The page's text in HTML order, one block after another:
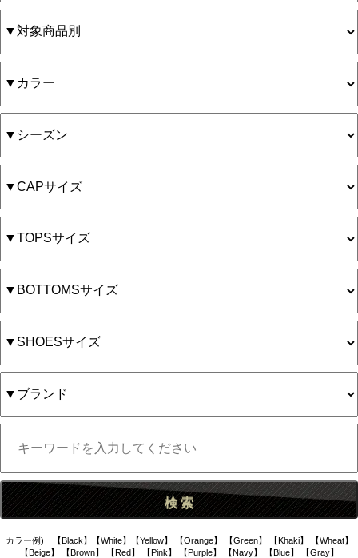
カラー例) 【Black】【White】【Yellow】 【Orange】 【Green】 【Khaki】 【Wheat】
【Beige】 【Brown】 【Red】 【Pink】 【Purple】 【Navy】 【Blue】 【Gray】